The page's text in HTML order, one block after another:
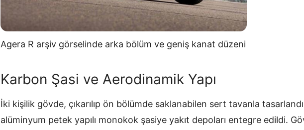
Agera R arşiv görselinde arka bölüm ve geniş kanat düzeni
Karbon Şasi ve Aerodinamik Yapı
İki kişilik gövde, çıkarılıp ön bölümde saklanabilen sert tavanla
alüminyum petek yapılı monokok şasiye yakıt depoları entegre edildi.